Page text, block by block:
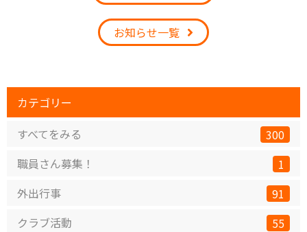
お知らせ一覧
カテゴリー
すべてをみる
300
職員さん募集！
1
外出行事
91
クラブ活動
55